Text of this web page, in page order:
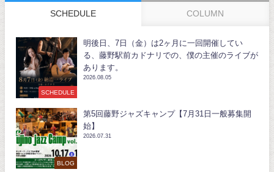
SCHEDULE COLUMN
SCHEDULE
明後日、7日（金）は2ヶ月に一回開催してい
る、藤野駅前カドナリでの、僕の主催のライブが
あります。
2026.08.05
BLOG
第5回藤野ジャズキャンプ【7月31日一般募集開
始】
2026.07.31